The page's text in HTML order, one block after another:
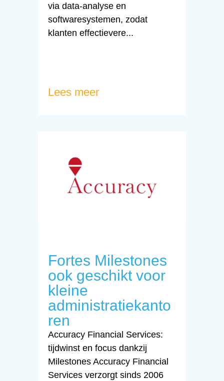
via data-analyse en
softwaresystemen, zodat
klanten effectievere...
Lees meer
Fortes Milestones
ook geschikt voor
kleine
administratiekanto
ren
Accuracy Financial Services:
tijdwinst en focus dankzij
Milestones Accuracy Financial
Services verzorgt sinds 2006